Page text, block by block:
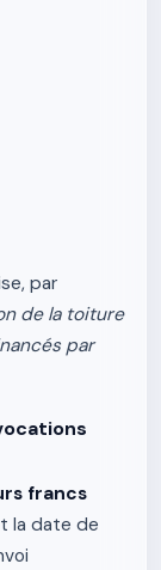
par
de la toiture
par
francs
la date de